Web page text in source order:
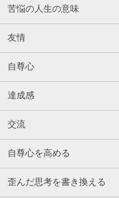
苦悩の人生の意味
友情
自尊心
達成感
交流
自尊心を高める
歪んだ思考を書き換える